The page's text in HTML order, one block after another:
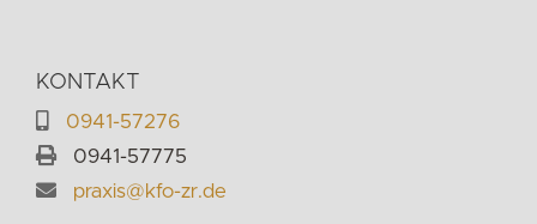
KONTAKT
0941-57276
0941-57775
praxis@kfo-zr.de